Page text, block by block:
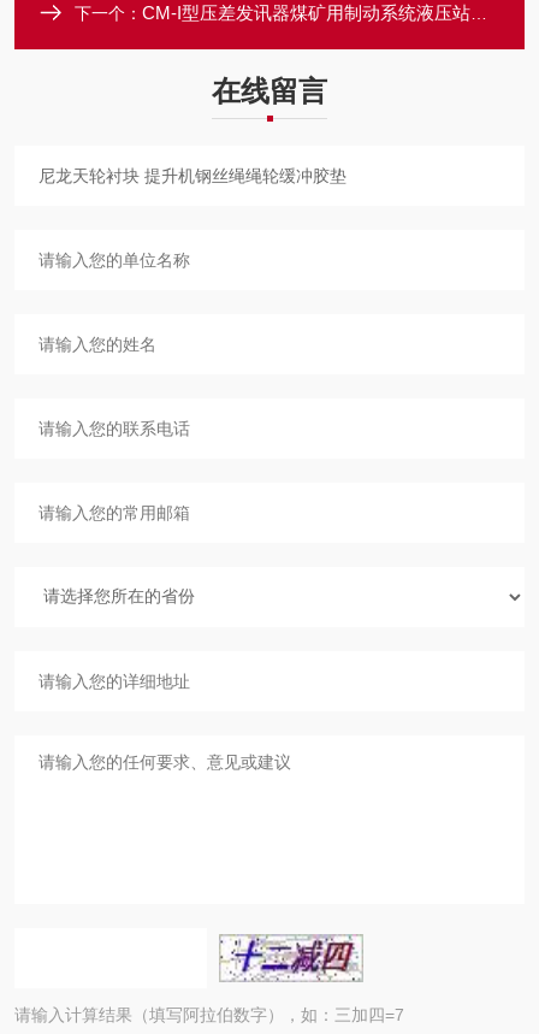
下一个： CM-I型压差发讯器煤矿用制动系统液压站装置
在线留言
请输入计算结果（填写阿拉伯数字），如：三加四=7